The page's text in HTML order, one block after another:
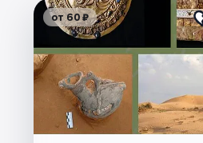
от 60 ₽